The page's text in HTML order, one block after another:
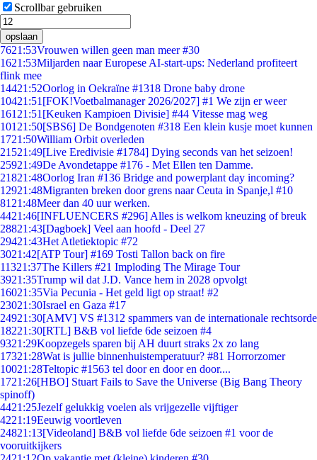
Scrollbar gebruiken
opslaan
7621:53Vrouwen willen geen man meer #30
1621:53Miljarden naar Europese AI-start-ups: Nederland profiteert
flink mee
14421:52Oorlog in Oekraïne #1318 Drone baby drone
10421:51 [FOK!Voetbalmanager 2026/2027] #1 We zijn er weer
161 21:51 [Keuken Kampioen Divisie] #44 Vitesse mag weg
101 21:50[SBS6] De Bondgenoten #318 Een klein kusje moet kunnen
1721:50William Orbit overleden
21521:49[Live Eredivisie #1784] Dying seconds van het seizoen!
25921:49De Avondetappe #176 - Met Ellen ten Damme.
21821:48Oorlog Iran #136 Bridge and powerplant day incoming?
12921:48Migranten breken door grens naar Ceuta in Spanje,l #10
81 21:48Meer dan 40 uur werken.
4421:46[INFLUENCERS #296] Alles is welkom kneuzing of breuk
28821:43[Dagboek] Veel aan hoofd - Deel 27
29421:43Het Atletiektopic #72
3021:42[ATP Tour] #169 Tosti Tallon back on fire
11321:37The Killers #21 Imploding The Mirage Tour
3921:35Trump wil dat J.D. Vance hem in 2028 opvolgt
16021:35Via Pecunia - Het geld ligt op straat! #2
23021:30Israel en Gaza #17
24921:30[AMV] VS #1312 spammers van de internationale rechtsorde
18221:30[RTL] B&B vol liefde 6de seizoen #4
9321:29Koopzegels sparen bij AH duurt straks 2x zo lang
17321:28Wat is jullie binnenhuistemperatuur? #81 Horrorzomer
10021:28Teltopic #1563 tel door en door en door....
1721:26[HBO] Stuart Fails to Save the Universe (Big Bang Theory
spinoff)
4421:25Jezelf gelukkig voelen als vrijgezelle vijftiger
4221:19Eeuwig voortleven
24821:13[Videoland] B&B vol liefde 6de seizoen #1 voor de
vooruitkijkers